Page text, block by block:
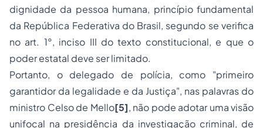
dignidade da pessoa humana, princípio fundamental
da República Federativa do Brasil, segundo se verifica
no art. 1°, inciso III do texto constitucional, e que o
poder estatal deve ser limitado.
Portanto, o delegado de polícia, como "primeiro
garantidor da legalidade e da Justiça", nas palavras do
ministro Celso de Mello[5], não pode adotar uma visão
unifocal na presidência da investigação criminal, de